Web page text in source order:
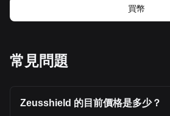
買幣
常見問題
Zeusshield 的目前價格是多少？